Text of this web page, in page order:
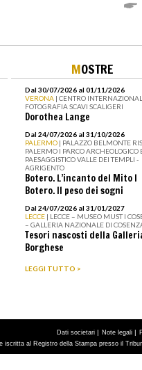
MOSTRE
Dal 30/07/2026 al 01/11/2026
VERONA | CENTRO
FOTOGRAFIA SCAVI SCALIGERI
Dorothea Lange
Dal 24/07/2026 al 31/10/2026
PALERMO | PALAZZO BELMONTE
PALERMO I PARCO ARCHEOLOGICO
PAESAGGISTICO VALLE DEI TEMPLI -
AGRIGENTO
Botero. L’incanto del Mito I
Botero. Il peso dei sogni
Dal 24/07/2026 al 31/01/2027
LECCE | LECCE – MUSEO MUST I
– GALLERIA NAZIONALE DI
Tesori nascosti della
Borghese
LEGGI TUTTO >
Dati societari | Note legali |
iscritta al Registro della Stampa presso il